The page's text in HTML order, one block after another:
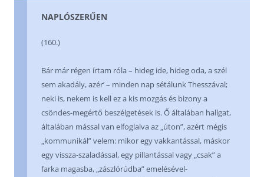
NAPLÓSZERŰEN
(160.)
Bár már régen írtam róla – hideg ide, hideg oda, a szél
sem akadály, azér’ – minden nap sétálunk Thesszával;
neki is, nekem is kell ez a kis mozgás és bizony a
csöndes-megértő beszélgetések is. Ő általában hallgat,
általában mással van elfoglalva az „úton”, azért mégis
„kommunikál” velem: mikor egy vakkantással, máskor
egy vissza-szaladással, egy pillantással vagy „csak” a
farka magasba, „zászlórúdba” emelésével-